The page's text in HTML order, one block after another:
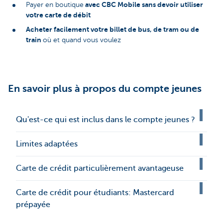
Payer en boutique avec CBC Mobile sans devoir utiliser
votre carte de débit
Acheter facilement votre billet de bus, de tram ou de
train où et quand vous voulez
En savoir plus à propos du compte jeunes
Qu'est-ce qui est inclus dans le compte jeunes ?
Limites adaptées
Carte de crédit particulièrement avantageuse
Carte de crédit pour étudiants: Mastercard
prépayée